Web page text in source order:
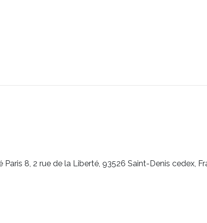
8, 2 rue de la Liberté, 93526 Saint-Denis cedex,